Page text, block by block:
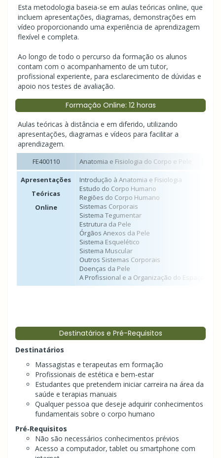
Esta metodologia baseia-se em aulas teóricas online, que
incluem apresentações, diagramas, demonstrações em
vídeo proporcionando uma experiência de aprendizagem
flexível e completa.
Ao longo de todo o percurso da formação os alunos
contam com o acompanhamento de um tutor,
profissional experiente, para esclarecimento de dúvidas e
apoio nos testes de avaliação.
Formação Online: 12 horas
Aulas teóricas à distância e em diferido, utilizando
apresentações, diagramas e vídeos para facilitar a
aprendizagem.
FE400110 Anatomia e Fisiologia do Corpo e Pele
Apresentações
Teóricas
Online
Introdução à Anatomia e Fisiologia
Estudo do Corpo Humano
Regiões do Corpo Humano
Sistemas Corporais
Sistema Tegumentar
Estrutura da Pele
Órgãos Anexos da Pele
Sistema Esquelético
Sistema Muscular
Outros Sistemas Corporais
Doenças da Pele
A Profissional e a Organização do Espaço
Destinatários e Pré-Requisitos
Destinatários
Massagistas e terapeutas em formação
Profissionais de estética e bem‑estar
Estudantes que pretendem iniciar carreira na área da
saúde e terapias manuais
Qualquer pessoa que deseje adquirir conhecimentos
fundamentais sobre o corpo humano
Pré‑Requisitos
Não são necessários conhecimentos prévios
Acesso a computador, tablet ou smartphone com